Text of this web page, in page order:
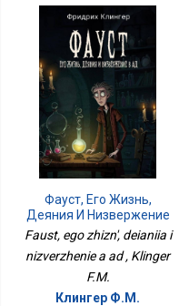
Фауст, Его Жизнь,
Деяния И Низвержение
А Ад
Faust, ego zhizn', deianiia i
nizverzhenie a ad , Klinger
F.M.
Клингер Ф.М.